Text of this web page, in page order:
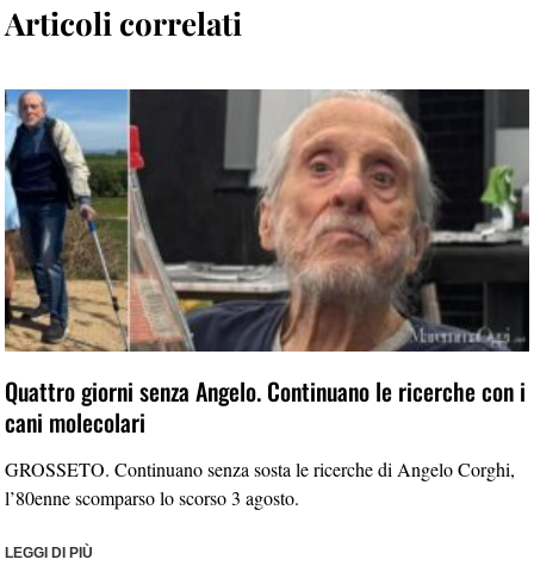
Articoli correlati
Quattro giorni senza Angelo. Continuano le ricerche con i
cani molecolari
GROSSETO. Continuano senza sosta le ricerche di Angelo Corghi,
l’80enne scomparso lo scorso 3 agosto.
LEGGI DI PIÙ